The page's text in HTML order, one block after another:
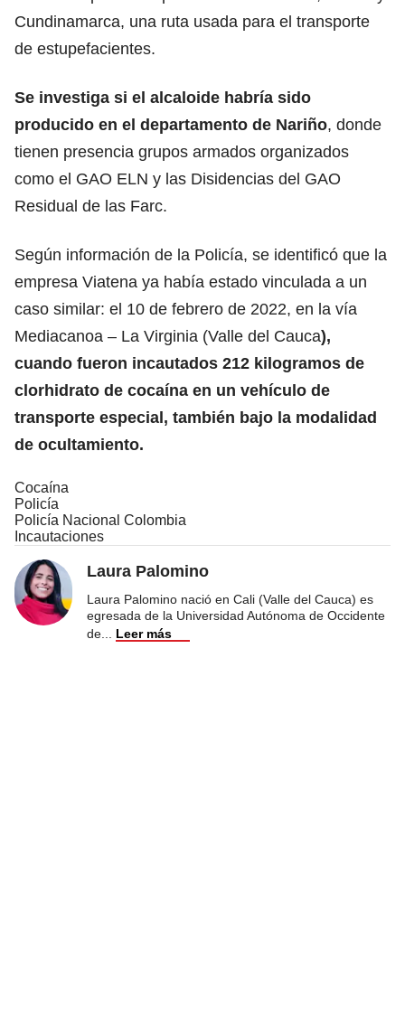
Cundinamarca, una ruta usada para el transporte
de estupefacientes.
Se investiga si el alcaloide habría sido
producido en el departamento de Nariño, donde
tienen presencia grupos armados organizados
como el GAO ELN y las Disidencias del GAO
Residual de las Farc.
Según información de la Policía, se identificó que la
empresa Viatena ya había estado vinculada a un
caso similar: el 10 de febrero de 2022, en la vía
Mediacanoa – La Virginia (Valle del Cauca),
cuando fueron incautados 212 kilogramos de
clorhidrato de cocaína en un vehículo de
transporte especial, también bajo la modalidad
de ocultamiento.
Cocaína
Policía
Policía Nacional Colombia
Incautaciones
Laura Palomino
Laura Palomino nació en Cali (Valle del Cauca) es
egresada de la Universidad Autónoma de Occidente
de
Leer más